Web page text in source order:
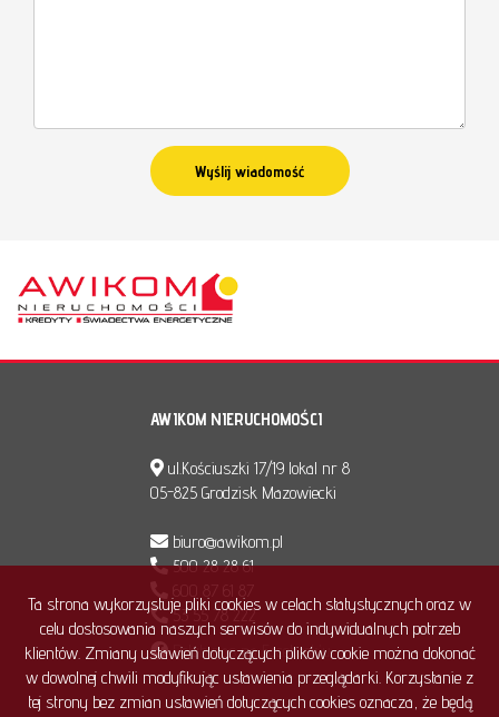
AWIKOM NIERUCHOMOŚCI
ul.Kościuszki 17/19 lokal nr 8
05-825 Grodzisk Mazowiecki
biuro@awikom.pl
500 28 28 61
53 55 78 222
Polub nas na Facebook'u
Ta strona wykorzystuje pliki cookies w celach statystycznych oraz w
celu dostosowania naszych serwisów do indywidualnych potrzeb
klientów. Zmiany ustawień dotyczących plików cookie można dokonać
w dowolnej chwili modyfikując ustawienia przeglądarki. Korzystanie z
tej strony bez zmian ustawień dotyczących cookies oznacza, że będą